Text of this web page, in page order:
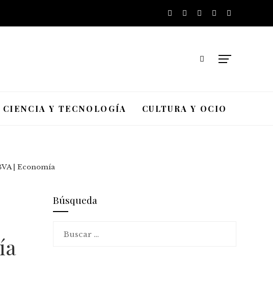
CIENCIA Y TECNOLOGÍA CULTURA Y OCIO
| Economía
Búsqueda